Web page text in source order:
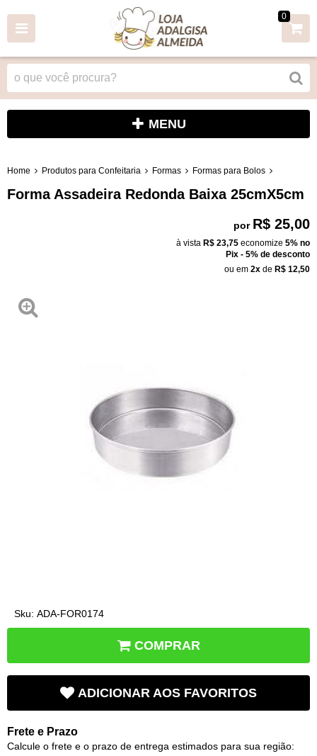
0
MENU
Home Produtos para Confeitaria Formas Formas para Bolos
Forma Assadeira Redonda Baixa 25cmX5cm
por R$ 25,00
à vista R$ 23,75 economize 5% no
Pix - 5% de desconto
ou em 2x de R$ 12,50
Sku: ADA-FOR0174
COMPRAR
ADICIONAR AOS FAVORITOS
Frete e Prazo
Calcule o frete e o prazo de entrega estimados para sua região: